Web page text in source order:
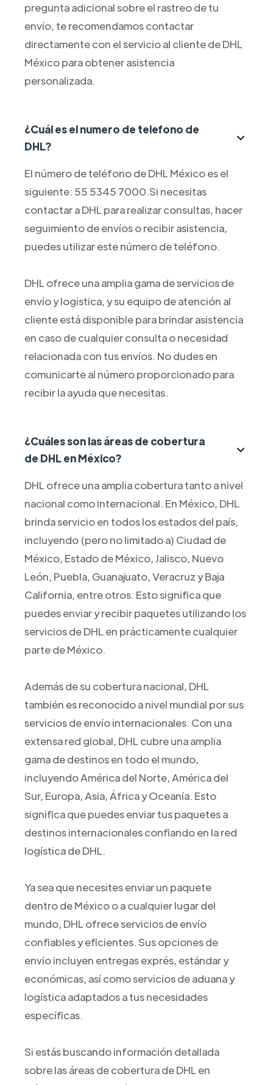
pregunta adicional sobre el rastreo de tu
envío, te recomendamos contactar
directamente con el servicio al cliente de DHL
México para obtener asistencia
personalizada.
¿Cuál es el numero de telefono de
DHL?
El número de teléfono de DHL México es el
siguiente: 55 5345 7000.Si necesitas
contactar a DHL para realizar consultas, hacer
seguimiento de envíos o recibir asistencia,
puedes utilizar este número de teléfono.
DHL ofrece una amplia gama de servicios de
envío y logística, y su equipo de atención al
cliente está disponible para brindar asistencia
en caso de cualquier consulta o necesidad
relacionada con tus envíos. No dudes en
comunicarte al número proporcionado para
recibir la ayuda que necesitas.
¿Cuáles son las áreas de cobertura
de DHL en México?
DHL ofrece una amplia cobertura tanto a nivel
nacional como internacional. En México, DHL
brinda servicio en todos los estados del país,
incluyendo (pero no limitado a) Ciudad de
México, Estado de México, Jalisco, Nuevo
León, Puebla, Guanajuato, Veracruz y Baja
California, entre otros. Esto significa que
puedes enviar y recibir paquetes utilizando los
servicios de DHL en prácticamente cualquier
parte de México.
Además de su cobertura nacional, DHL
también es reconocido a nivel mundial por sus
servicios de envío internacionales. Con una
extensa red global, DHL cubre una amplia
gama de destinos en todo el mundo,
incluyendo América del Norte, América del
Sur, Europa, Asia, África y Oceanía. Esto
significa que puedes enviar tus paquetes a
destinos internacionales confiando en la red
logística de DHL.
Ya sea que necesites enviar un paquete
dentro de México o a cualquier lugar del
mundo, DHL ofrece servicios de envío
confiables y eficientes. Sus opciones de
envío incluyen entregas exprés, estándar y
económicas, así como servicios de aduana y
logística adaptados a tus necesidades
específicas.
Si estás buscando información detallada
sobre las áreas de cobertura de DHL en